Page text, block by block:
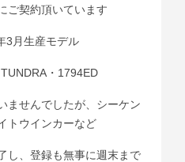
ご契約頂いています
3月生産モデル
・1794ED
ませんでしたが、シーケン
トウインカーなど
し、登録も無事に週末まで